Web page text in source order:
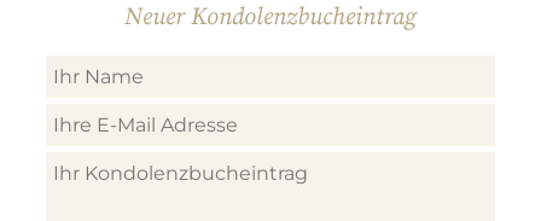
Neuer Kondolenzbucheintrag